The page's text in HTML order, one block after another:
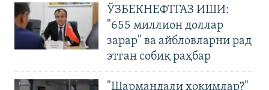
ЎЗБЕКНЕФТГАЗ ИШИ:
"655 миллион доллар
зарар" ва айбловларни рад
этган собиқ раҳбар
"Шармандали ҳокимлар?"